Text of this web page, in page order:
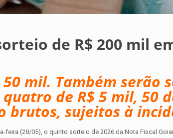
de R$ 200 mil
mil. Também serão
de R$ 5 mil, 50
brutos, sujeitos à
feira (28/05), o quinto sorteio de 2026 da Nota Fiscal